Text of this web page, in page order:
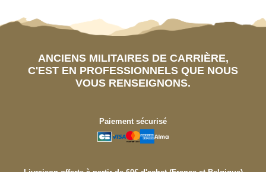
ANCIENS MILITAIRES DE CARRIÈRE,
C'EST EN PROFESSIONNELS QUE NOUS
VOUS RENSEIGNONS.
Paiement sécurisé